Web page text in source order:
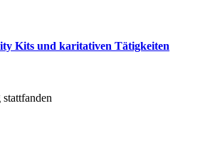
Kits und karitativen Tätigkeiten